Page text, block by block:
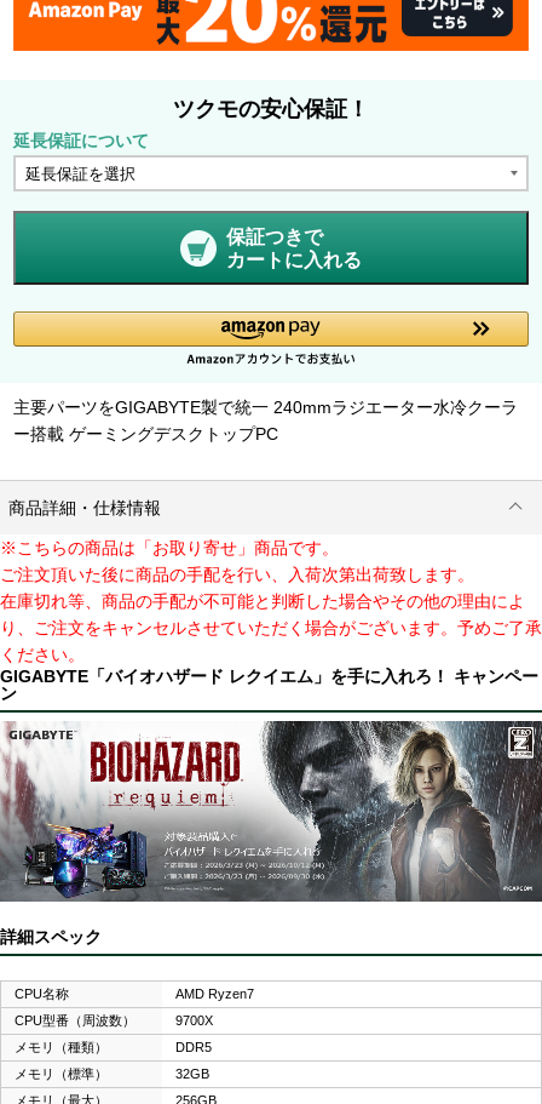
ツクモの安心保証！
延長保証について
保証つきで
カートに入れる
主要パーツをGIGABYTE製で統一 240mmラジエーター水冷クーラ
ー搭載 ゲーミングデスクトップPC
商品詳細・仕様情報
※こちらの商品は「お取り寄せ」商品です。
ご注文頂いた後に商品の手配を行い、入荷次第出荷致します。
在庫切れ等、商品の手配が不可能と判断した場合やその他の理由によ
り、ご注文をキャンセルさせていただく場合がございます。予めご了承
ください。
GIGABYTE「バイオハザード レクイエム」を手に入れろ！ キャンペー
ン
詳細スペック
CPU名称
AMD Ryzen7
CPU型番（周波数）
9700X
メモリ（種類）
DDR5
メモリ（標準）
32GB
メモリ（最大）
256GB